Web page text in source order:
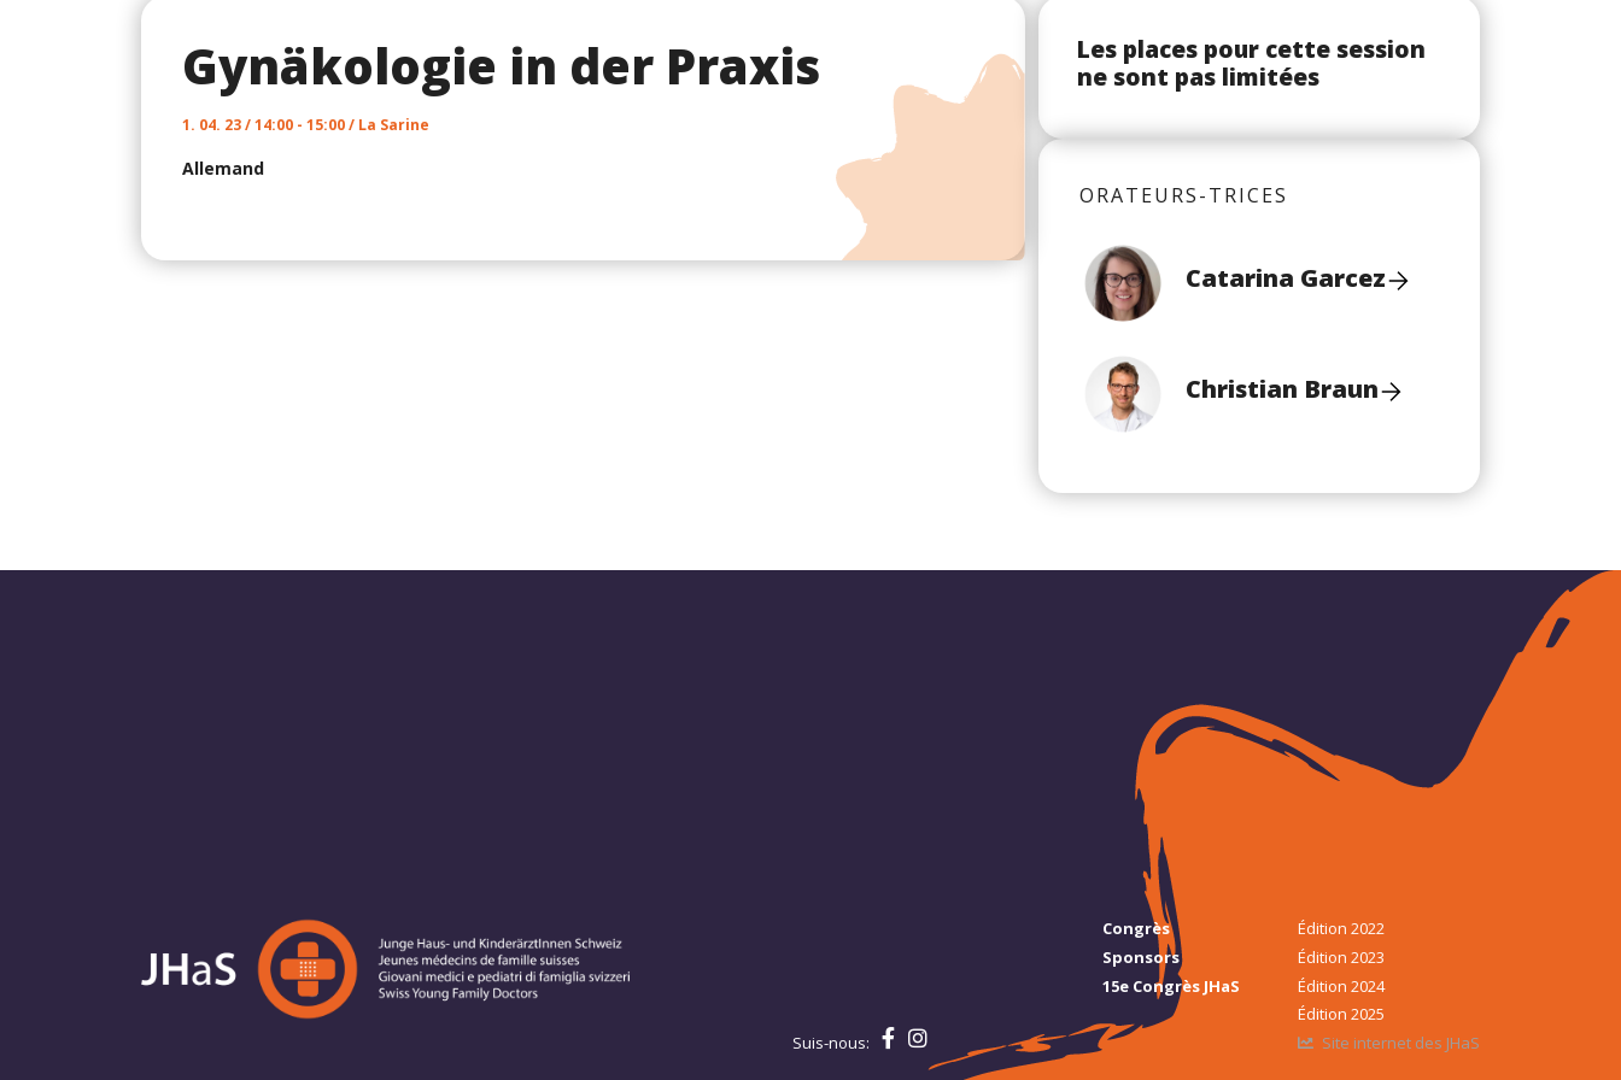
Gynäkologie in der Praxis
1. 04. 23 / 14:00 - 15:00 / La Sarine
Allemand
Les places pour cette session
ne sont pas limitées
ORATEURS-TRICES
Catarina Garcez
Christian Braun
Suis-nous:
Congrès
Sponsors
15e Congrès JHaS
Édition 2022
Édition 2023
Édition 2024
Édition 2025
Site internet des JHaS